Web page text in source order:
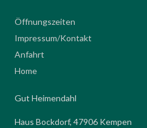
Öffnungszeiten
Impressum/Kontakt
Anfahrt
Home
Gut Heimendahl
Haus Bockdorf, 47906 Kempen